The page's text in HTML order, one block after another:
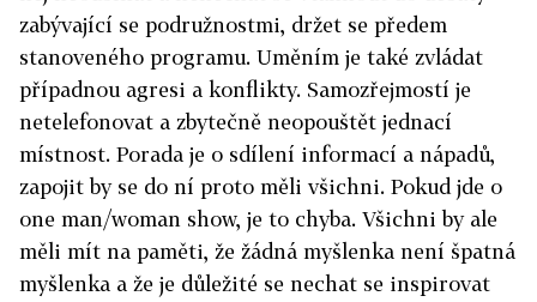
zabývající se podružnostmi, držet se předem
stanoveného programu. Uměním je také zvládat
případnou agresi a konflikty. Samozřejmostí je
netelefonovat a zbytečně neopouštět jednací
místnost. Porada je o sdílení informací a nápadů,
zapojit by se do ní proto měli všichni. Pokud jde o
one man/woman show, je to chyba. Všichni by ale
měli mít na paměti, že žádná myšlenka není špatná
myšlenka a že je důležité se nechat se inspirovat